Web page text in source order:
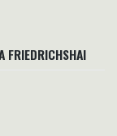
FRIEDRICHSHAI